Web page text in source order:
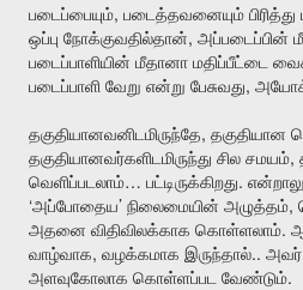
படைப்பையும், படைத்தவனையும் பிரித்து
ஒப்பு நோக்குவதில்தான், அப்படைப்பின்
படைப்பாளியின் மீதானா மதிப்பீட்டை
படைப்பாளி வேறு என்று பேசுவது,
தகுதியானவனிடமிருந்தே, தகுதியான
தகுதியானவர்களிடமிருந்து சில சமயம்,
வெளிப்படலாம்… பட்டிருக்கிறது.
‘அப்போதைய’ நிலைமையின் அழுத்தம்,
அதனை விதிவிலக்காக கொள்ளலாம்.
வாழ்வாக, வழக்கமாக இருந்தால்.. அவர்
அளவுகோலாக கொள்ளப்பட வேண்டும்.